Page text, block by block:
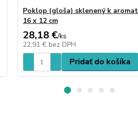
Poklop (gloša) sklenený k
16 x 12 cm
28,18 €/ks
22,91 € bez DPH
Pridať do košíka